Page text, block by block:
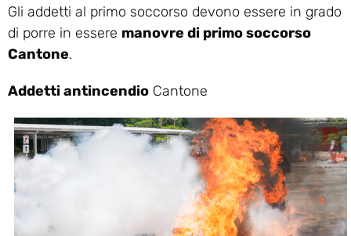
Gli addetti al primo soccorso devono essere in grado
di porre in essere manovre di primo soccorso
Cantone.
Addetti antincendio Cantone